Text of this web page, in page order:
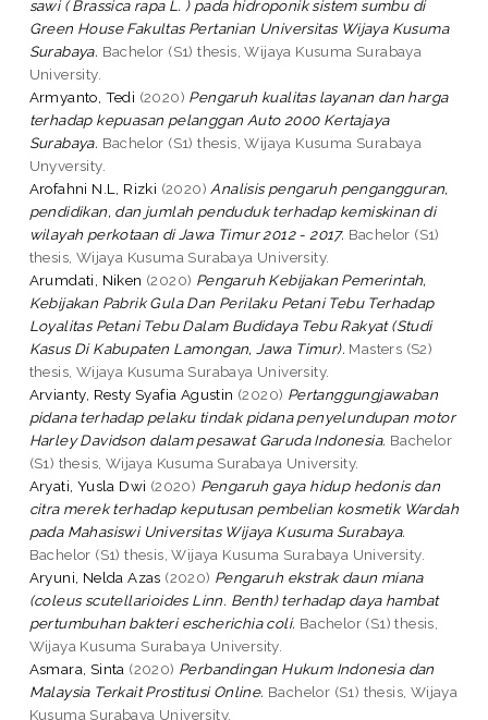
sawi ( Brassica rapa L. ) pada hidroponik sistem sumbu di
Green House Fakultas Pertanian Universitas Wijaya Kusuma
Surabaya. Bachelor (S1) thesis, Wijaya Kusuma Surabaya
University.
Armyanto, Tedi (2020) Pengaruh kualitas layanan dan harga
terhadap kepuasan pelanggan Auto 2000 Kertajaya
Surabaya. Bachelor (S1) thesis, Wijaya Kusuma Surabaya
Unyversity.
Arofahni N.L, Rizki (2020) Analisis pengaruh pengangguran,
pendidikan, dan jumlah penduduk terhadap kemiskinan di
wilayah perkotaan di Jawa Timur 2012 - 2017. Bachelor (S1)
thesis, Wijaya Kusuma Surabaya University.
Arumdati, Niken (2020) Pengaruh Kebijakan Pemerintah,
Kebijakan Pabrik Gula Dan Perilaku Petani Tebu Terhadap
Loyalitas Petani Tebu Dalam Budidaya Tebu Rakyat (Studi
Kasus Di Kabupaten Lamongan, Jawa Timur). Masters (S2)
thesis, Wijaya Kusuma Surabaya University.
Arvianty, Resty Syafia Agustin (2020) Pertanggungjawaban
pidana terhadap pelaku tindak pidana penyelundupan motor
Harley Davidson dalam pesawat Garuda Indonesia. Bachelor
(S1) thesis, Wijaya Kusuma Surabaya University.
Aryati, Yusla Dwi (2020) Pengaruh gaya hidup hedonis dan
citra merek terhadap keputusan pembelian kosmetik Wardah
pada Mahasiswi Universitas Wijaya Kusuma Surabaya.
Bachelor (S1) thesis, Wijaya Kusuma Surabaya University.
Aryuni, Nelda Azas (2020) Pengaruh ekstrak daun miana
(coleus scutellarioides Linn. Benth) terhadap daya hambat
pertumbuhan bakteri escherichia coli. Bachelor (S1) thesis,
Wijaya Kusuma Surabaya University.
Asmara, Sinta (2020) Perbandingan Hukum Indonesia dan
Malaysia Terkait Prostitusi Online. Bachelor (S1) thesis, Wijaya
Kusuma Surabaya University.